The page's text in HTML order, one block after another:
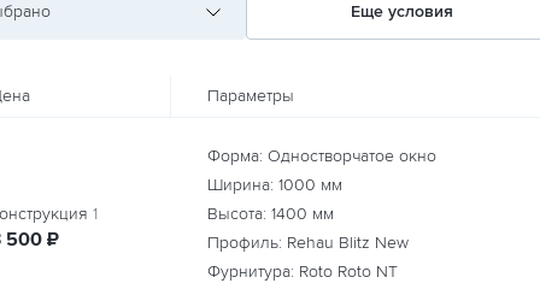
Еще условия
Параметры
1
500 руб.
₽
Форма: Одностворчатое окно
Ширина: 1000 мм
Высота: 1400 мм
Профиль: Rehau Blitz New
Фурнитура: Roto Roto NT